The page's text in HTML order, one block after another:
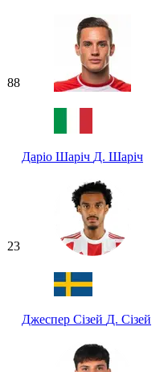
88
Даріо Шаріч Д. Шаріч
23
Джеспер Сізей Д. Сізей